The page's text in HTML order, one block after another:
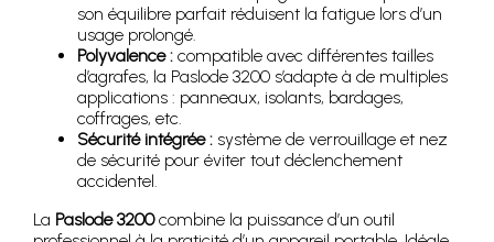
son équilibre parfait réduisent la fatigue lors d’un
usage prolongé.
Polyvalence : compatible avec différentes tailles
d’agrafes, la Paslode 3200 s’adapte à de multiples
applications : panneaux, isolants, bardages,
coffrages, etc.
Sécurité intégrée : système de verrouillage et nez
de sécurité pour éviter tout déclenchement
accidentel.
La Paslode 3200combine la puissance d’un outil